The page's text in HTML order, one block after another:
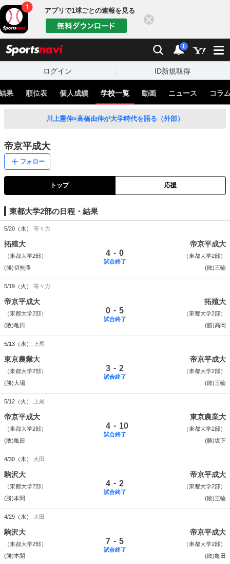
アプリで1球ごとの速報を見る
検索 通知
i
ログイン ID新規取得
果 順位表 個人成績 学校一覧 動画 ニュース コラ
川上憲伸×高橋由伸が大学時代を語る（外部）
帝京平成大
フォロー
トップ 応援
東都大学2部の日程・結果
5/20（水） 等々力
拓殖大
（東都大学2部）
(勝)切無澤
4 - 0
試合終了
帝京平成大
（東都大学2部）
(敗)三輪
5/19（火） 等々力
帝京平成大
（東都大学2部）
(敗)亀田
0 - 5
試合終了
拓殖大
（東都大学2部）
(勝)高岡
5/13（水） 上尾
東京農業大
（東都大学2部）
(勝)大場
3 - 2
試合終了
帝京平成大
（東都大学2部）
(敗)三輪
5/12（火） 上尾
帝京平成大
（東都大学2部）
(敗)亀田
4 - 10
試合終了
東京農業大
（東都大学2部）
(勝)坂下
4/30（木） 大田
駒沢大
（東都大学2部）
(勝)本間
4 - 2
試合終了
帝京平成大
（東都大学2部）
(敗)三輪
4/29（水） 大田
駒沢大
（東都大学2部）
(勝)本間
7 - 5
試合終了
帝京平成大
（東都大学2部）
(敗)亀田